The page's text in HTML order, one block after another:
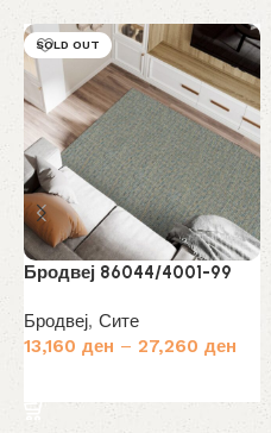
SOLD OUT
Бродвеј 86044/4001-99
Бродвеј, Сите
13,160 ден – 27,260 ден